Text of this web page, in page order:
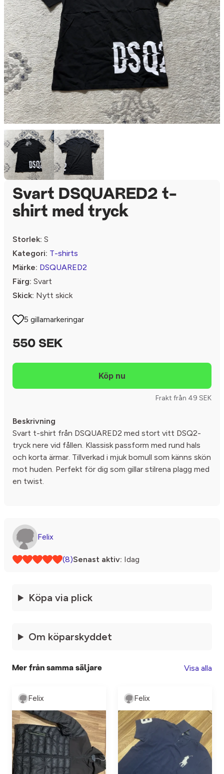
Svart DSQUARED2 t-
shirt med tryck
Storlek: S
Kategori: T-shirts
Märke: DSQUARED2
Färg: Svart
Skick: Nytt skick
5 gillamarkeringar
550 SEK
Frakt från 49 SEK
Beskrivning
Svart t-shirt från DSQUARED2 med stort vitt DSQ2-
tryck nere vid fållen. Klassisk passform med rund hals
och korta ärmar. Tillverkad i mjuk bomull som känns skön
mot huden. Perfekt för dig som gillar stilrena plagg med
en twist.
Felix
(8)Senast aktiv: Idag
Köpa via plick
Om köparskyddet
Mer från samma säljare Visa alla
Felix Felix